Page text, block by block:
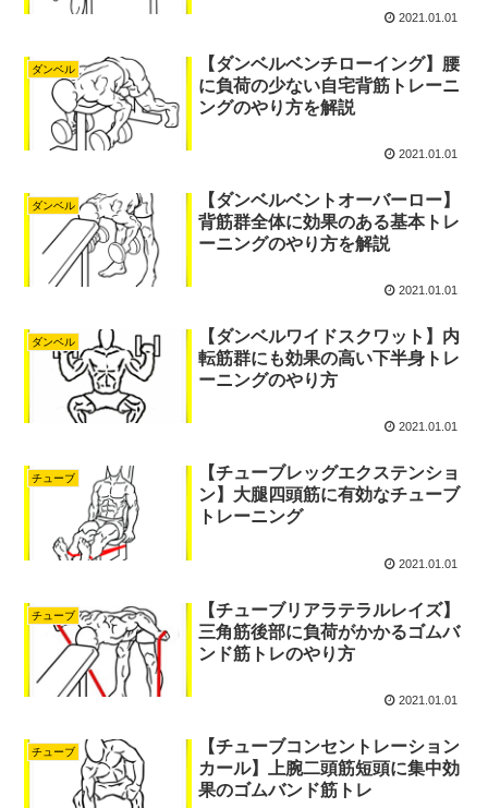
2021.01.01
ダンベル
【ダンベルベンチローイング】腰
に負荷の少ない自宅背筋トレーニ
ングのやり方を解説
2021.01.01
ダンベル
【ダンベルベントオーバーロー】
背筋群全体に効果のある基本トレ
ーニングのやり方を解説
2021.01.01
ダンベル
【ダンベルワイドスクワット】内
転筋群にも効果の高い下半身トレ
ーニングのやり方
2021.01.01
チューブ
【チューブレッグエクステンショ
ン】大腿四頭筋に有効なチューブ
トレーニング
2021.01.01
チューブ
【チューブリアラテラルレイズ】
三角筋後部に負荷がかかるゴムバ
ンド筋トレのやり方
2021.01.01
チューブ
【チューブコンセントレーション
カール】上腕二頭筋短頭に集中効
果のゴムバンド筋トレ